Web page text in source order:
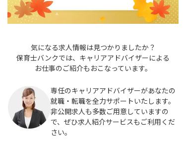
気になる求人情報は見つかりましたか？
保育士バンクでは、キャリアアドバイザーによる
お仕事のご紹介もおこなっています。
専任のキャリアアドバイザーがあなたの
就職・転職を全力サポートいたします。
非公開求人も多数ご用意していますの
で、ぜひ求人紹介サービスもご利用くだ
さい。